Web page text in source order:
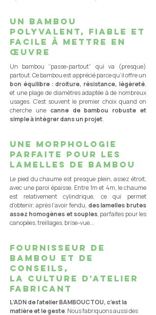
un bambou
polyvalent, fiable et
facile à mettre en
œuvre
Un bambou “passe-partout” qui va (presque)
partout. Ce bambou est apprécié parce qu’il offre un
bon équilibre : droiture, résistance, légèreté,
et une plage de diamètres adaptée à de nombreux
usages. C’est souvent le premier choix quand on
cherche une canne de bambou robuste et
simple à intégrer dans un projet.
une morphologie
parfaite pour les
lamelles de bambou
Le pied du chaume est presque plein, assez étroit,
avec une paroi épaisse. Entre 1m et 4m, le chaume
est relativement cylindrique, ce qui permet
d'obtenir, après l'avoir fendu, des lamelles brutes
assez homogènes et souples, parfaites pour les
canopées, treillages, brise-vue...
fournisseur de
bambou et de
conseils,
la culture d'atelier
fabricant
L’ADN de l'atelier BAMBOUCTOU, c’est la
matière et le geste. Nous fabriquons aussi des